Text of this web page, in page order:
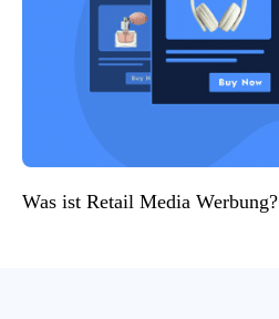
Was ist Retail Media Werbung?